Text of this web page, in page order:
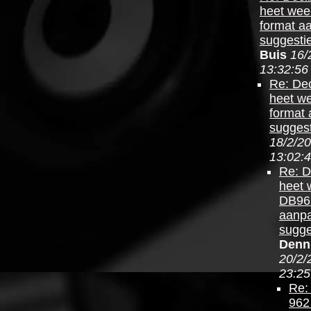
heet
format
Buis 16/
13:32:56
Re:
heet
format
18/2/
Re:
heet
20/2/